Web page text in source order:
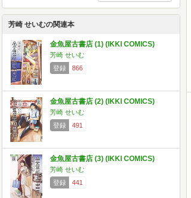
芳崎 せいむの関連本
金魚屋古書店 (1) (IKKI COMICS)
芳崎 せいむ
登録
866
金魚屋古書店 (2) (IKKI COMICS)
芳崎 せいむ
登録
491
金魚屋古書店 (3) (IKKI COMICS)
芳崎 せいむ
登録
441